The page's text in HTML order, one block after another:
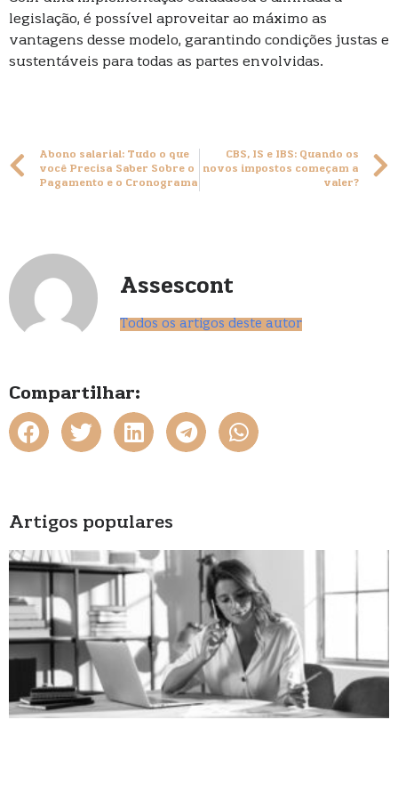
legislação, é possível aproveitar ao máximo as
vantagens desse modelo, garantindo condições justas e
sustentáveis para todas as partes envolvidas.
Abono salarial: Tudo o que
você Precisa Saber Sobre o
Pagamento e o Cronograma
CBS, IS e IBS: Quando os
novos impostos começam a
valer?
Assescont
Todos os artigos deste autor
Compartilhar:
Artigos populares